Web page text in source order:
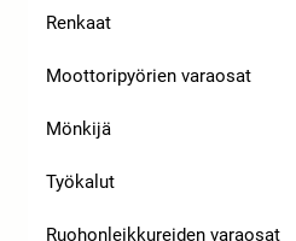
Renkaat
Moottoripyörien varaosat
Mönkijä
Työkalut
Ruohonleikkureiden varaosat